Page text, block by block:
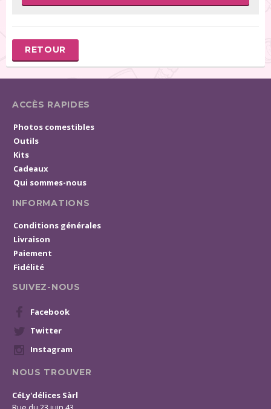
RETOUR
ACCÈS RAPIDES
Photos comestibles
Outils
Kits
Cadeaux
Qui sommes-nous
INFORMATIONS
Conditions générales
Livraison
Paiement
Fidélité
SUIVEZ-NOUS
Facebook
Twitter
Instagram
NOUS TROUVER
CéLy'délices Sàrl